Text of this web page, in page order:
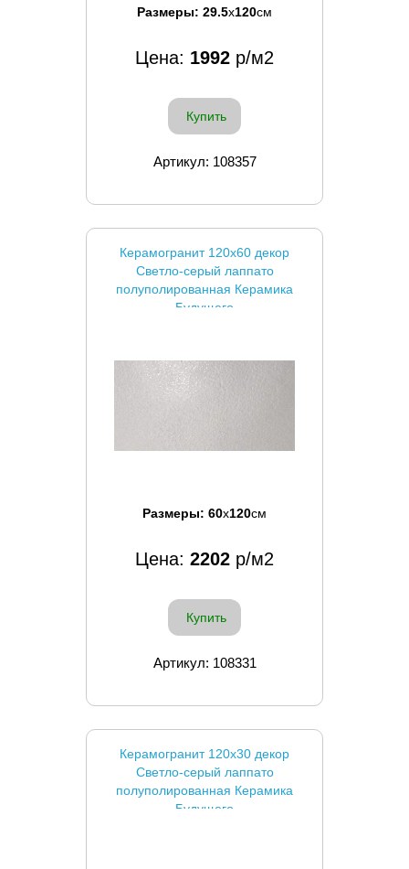
Размеры: 29.5x120см
Цена: 1992 р/м2
Купить
Артикул: 108357
Керамогранит 120x60 декор
Светло-серый лаппато
полуполированная Керамика
Будущего
Размеры: 60x120см
Цена: 2202 р/м2
Купить
Артикул: 108331
Керамогранит 120x30 декор
Светло-серый лаппато
полуполированная Керамика
Будущего